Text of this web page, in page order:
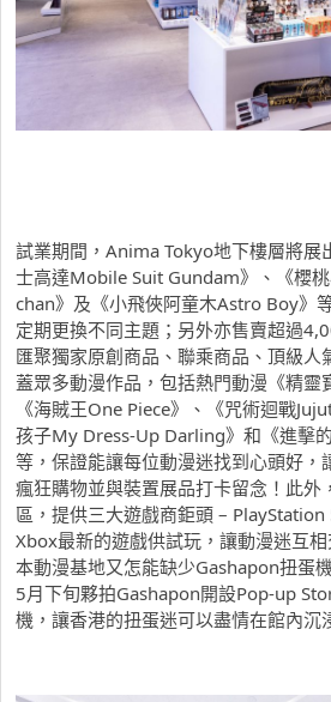
試業期間，Anima Tokyo地下樓層將展
士高達Mobile Suit Gundam》、《櫻
chan》及《小飛俠阿童木Astro Boy》
定期更換不同主題；另外亦售賣超過
匯聚獨家原創商品、聯乘商品、頂級人
蓋眾多動漫作品，包括熱門動漫《精靈
《海賊王One Piece》、《咒術迴戰
孩子My Dress-Up Darling》和《進擊
等，保證能讓每位動漫迷找到心頭好，
瘋狂購物並與裝置展品打卡留念！此外
區，提供三大遊戲商鉅頭 –
Xbox最新的遊戲供試玩，讓動漫迷互
本動漫基地又怎能缺少Gashapon扭蛋
5月下旬夥拍Gashapon開設Pop-up
機，讓香港的扭蛋迷可以盡情在館內沉